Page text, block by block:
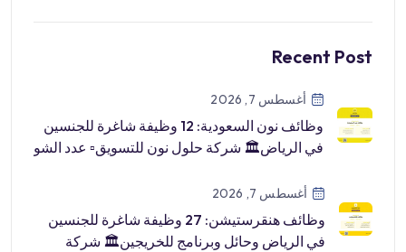
Recent Post
أغسطس 7, 2026
وظائف نون السعودية: 12 وظيفة شاغرة للجنسين
في الرياض🏛 شركة حلول نون للتسويق▫️ عدد الشو
أغسطس 7, 2026
وظائف هنقرستيشن: 27 وظيفة شاغرة للجنسين
في الرياض وحائل وبرنامج للخريجين🏛 شركة